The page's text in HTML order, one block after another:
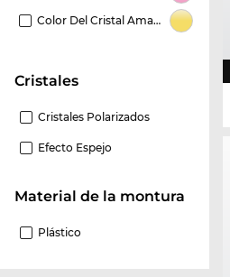
Color Del Cristal Amarillo
Cristales
Cristales Polarizados
Efecto Espejo
Material de la montura
Plástico